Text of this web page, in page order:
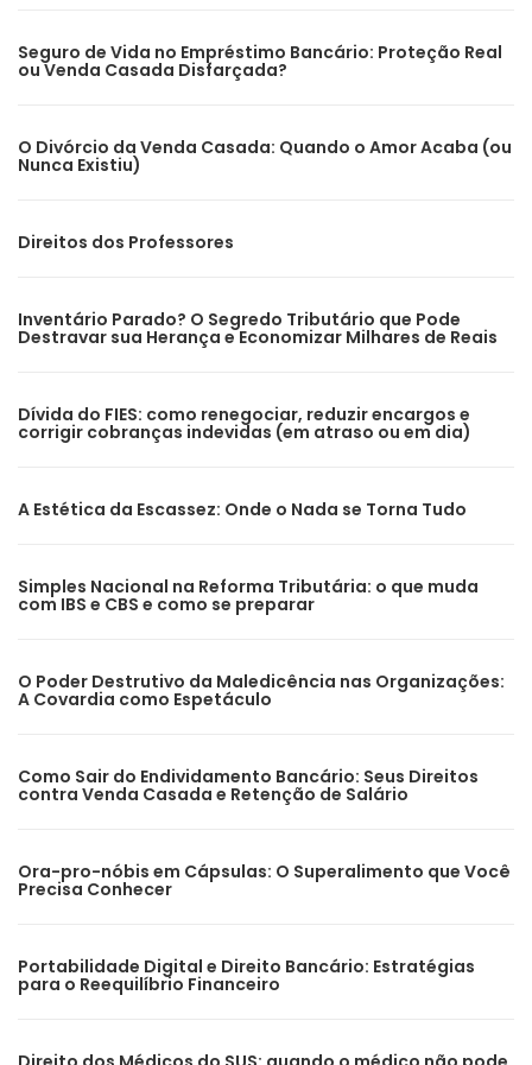
Seguro de Vida no Empréstimo Bancário: Proteção Real
ou Venda Casada Disfarçada?
O Divórcio da Venda Casada: Quando o Amor Acaba (ou
Nunca Existiu)
Direitos dos Professores
Inventário Parado? O Segredo Tributário que Pode
Destravar sua Herança e Economizar Milhares de Reais
Dívida do FIES: como renegociar, reduzir encargos e
corrigir cobranças indevidas (em atraso ou em dia)
A Estética da Escassez: Onde o Nada se Torna Tudo
Simples Nacional na Reforma Tributária: o que muda
com IBS e CBS e como se preparar
O Poder Destrutivo da Maledicência nas Organizações:
A Covardia como Espetáculo
Como Sair do Endividamento Bancário: Seus Direitos
contra Venda Casada e Retenção de Salário
Ora-pro-nóbis em Cápsulas: O Superalimento que Você
Precisa Conhecer
Portabilidade Digital e Direito Bancário: Estratégias
para o Reequilíbrio Financeiro